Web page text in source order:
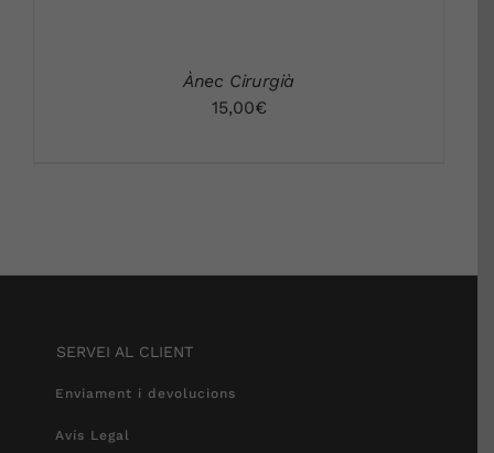
Ànec Cirurgià
15,00€
SERVEI AL CLIENT
Enviament i devolucions
Avís Legal